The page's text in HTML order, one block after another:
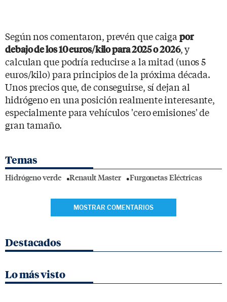
Según nos comentaron, prevén que caigapor
debajo de los 10 euros/kilo para 2025 o 2026, y
calculan que podría reducirse a la mitad (unos 5
euros/kilo) para principios de la próxima década.
Unos precios que, de conseguirse, sí dejan al
hidrógeno en una posición realmente interesante,
especialmente para vehículos 'cero emisiones' de
gran tamaño.
Temas
Hidrógeno verde Renault Master Furgonetas Eléctricas
MOSTRAR COMENTARIOS
Destacados
Lo más visto